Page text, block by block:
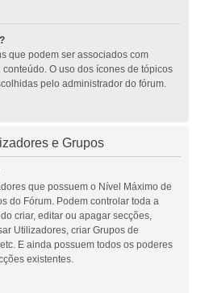
que podem ser associados com
O uso dos ícones de tópicos
pelo administrador do fórum.
e Grupos
que possuem o Nível Máximo de
do Fórum. Podem controlar toda a
criar, editar ou apagar secções,
Utilizadores, criar Grupos de
E ainda possuem todos os poderes
existentes.